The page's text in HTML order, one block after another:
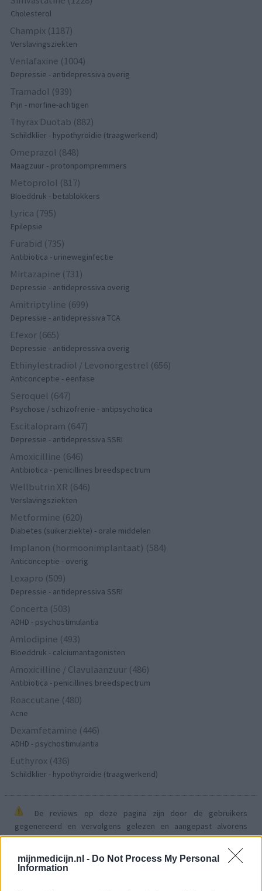
mijnmedicijn.nl - Do Not Process My Personal
Information
Cholesterol
Champix (1187)
Verslavingsziekten
Venlafaxine (1004)
Depressie - antidepressiva overig
Tramadol (939)
Pijn - morfine-achtigen
Thyrax Duotab (882)
Schildklier - hypothyroidie (traagwerkend)
Omeprazol (848)
Maagzuur - protonpompremmers
Metoprolol (817)
Bloeddruk - betablokkers
Lyrica (795)
Epilepsie
Furabid (735)
Antibiotica - urineweginfectie
Mirtazapine (731)
Depressie - antidepressiva overig
Amitriptyline (699)
Depressie - antidepressiva TCA
Efexor (665)
Depressie - antidepressiva overig
Ethinylestradiol / Levonorgestrel (656)
Anticonceptie - eenfase
Seroquel (647)
Psychose / schizofrenie - antipsychotica
Escitalopram (647)
Depressie - antidepressiva SSRI
Amoxicilline (646)
Antibiotica - penicillines breedspectrum
Wellbutrin XR (646)
Verslavingsziekten
Metformine (620)
Diabetes (suikerziekte) - orale middelen
Implanon (hormoonimplantaat) (584)
Anticonceptie - overig
Lexapro (509)
Depressie - antidepressiva SSRI
Concerta (503)
ADHD - psychostimulantia
Amlodipine (493)
Bloeddruk - calciumantagonisten
Amoxicilline / Clavulaanzuur (486)
Antibiotica - penicillines breedspectrum
Roaccutane (480)
Acne
Dexamfetamine (446)
ADHD - psychostimulantia
Euthyrox (436)
Schildklier - hypothyroidie (traagwerkend)
De reviews op deze pagina zijn door de gebruikers
gegenereerd en vervolgens gelezen en aangepast alvorens
goedkeuring, om zo te voldoen aan onze standaarden wat betreft
een review voor een medicijn. Voor het delen van ervaringen is
geen medische kennis noodzakelijk. Op deze manier geven de